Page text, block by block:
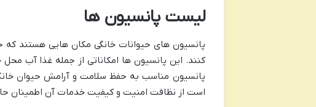
لیست پانسیون ها
پانسیون های حیوانات خانگی مکان هایی هستند که
کنند. این پانسیون ها امکاناتی از جمله غذا آب
پانسیون مناسب به حفظ سلامت و آرامش حیوان
است از نظافت امنیت و کیفیت خدمات آن اطمینان